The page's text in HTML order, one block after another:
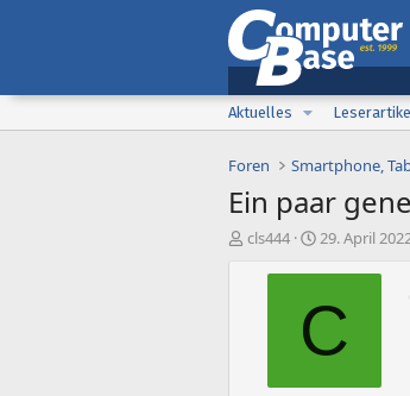
Aktuelles
Foren Smartphone,
Ein paar
E
cls444
E
s
t
l
t
29. April
C